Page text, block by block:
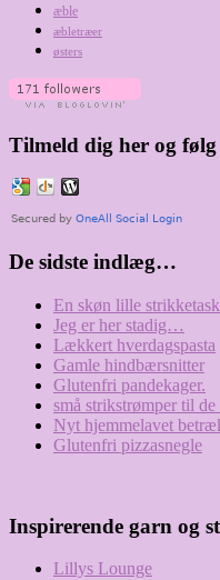
æble
æbletræer
østers
Tilmeld dig her og følg
De sidste indlæg…
En skøn lille
Jeg er her stadig…
Lækkert hverdagspasta
Gamle hindbærsnitter
Glutenfri pandekager.
små strikstrømper til de
Nyt hjemmelavet
Glutenfri pizzasnegle
Inspirerende garn og
Lillys Lounge